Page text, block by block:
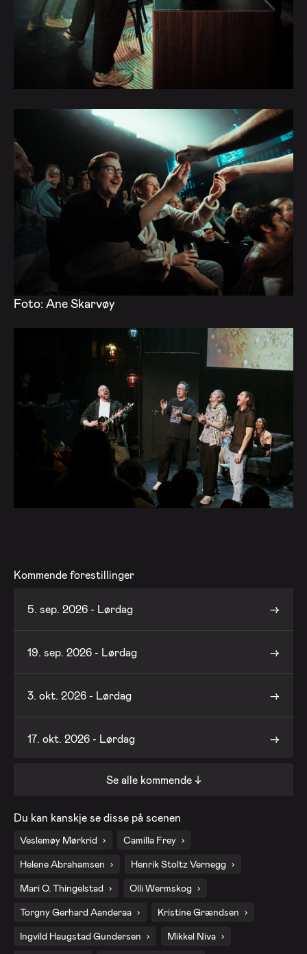
Foto: Ane Skarvøy
Kommende forestillinger
5. sep. 2026 - Lørdag
19. sep. 2026 - Lørdag
3. okt. 2026 - Lørdag
17. okt. 2026 - Lørdag
31. okt. 2026 - Lørdag
14. nov. 2026 - Lørdag
28. nov. 2026 - Lørdag
Se alle kommende ↓
Du kan kanskje se disse på scenen
Veslemøy Mørkrid Camilla Frey
Helene Abrahamsen Henrik Stoltz Vernegg
Mari O. Thingelstad Olli Wermskog
Torgny Gerhard Aanderaa Kristine Grændsen
Ingvild Haugstad Gundersen Mikkel Niva